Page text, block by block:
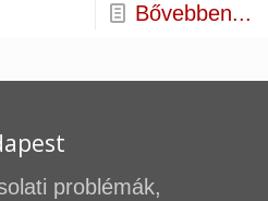
Bővebben...
problémák,